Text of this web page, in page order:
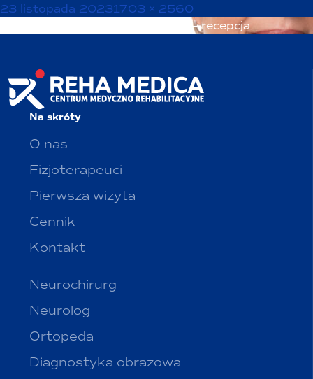
Opublikowano
23 listopada 2023Pełny
1703 × 2560
Sylwia Racibor – recepcja
Na skróty
O nas
Fizjoterapeuci
Pierwsza wizyta
Cennik
Kontakt
Neurochirurg
Neurolog
Ortopeda
Diagnostyka obrazowa